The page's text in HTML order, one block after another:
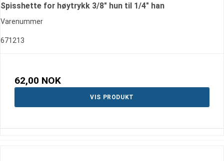
Spisshette for høytrykk 3/8" hun til 1/4" han
Varenummer
671213
62,00 NOK
VIS PRODUKT